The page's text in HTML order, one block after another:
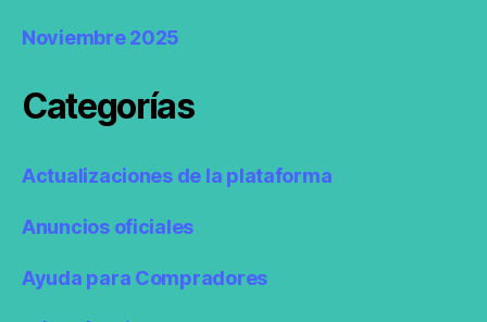
Noviembre 2025
Categorías
Actualizaciones de la plataforma
Anuncios oficiales
Ayuda para Compradores